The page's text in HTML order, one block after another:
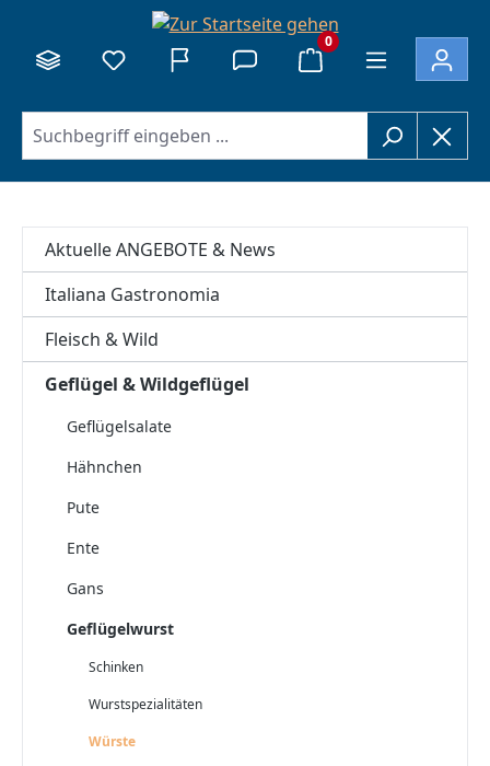
0
Aktuelle ANGEBOTE & News
Italiana Gastronomia
Fleisch & Wild
Geflügel & Wildgeflügel
Geflügelsalate
Hähnchen
Pute
Ente
Gans
Geflügelwurst
Schinken
Wurstspezialitäten
Würste